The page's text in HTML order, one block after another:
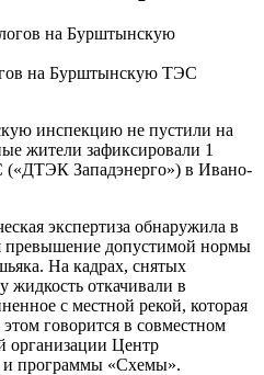
на Бурштынскую ТЭС
инспекцию не пустили на
жители зафиксировали 1
Западэнерго») в Ивано-
экспертиза обнаружила в
превышение допустимой нормы
На кадрах, снятых
жидкость откачивали в
с местной рекой, которая
говорится в совместном
организации Центр
и программы «Схемы».